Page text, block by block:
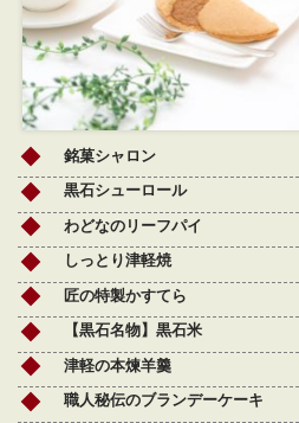
銘菓シャロン
黒石シューロール
わどなのリーフパイ
しっとり津軽焼
匠の特製かすてら
【黒石名物】黒石米
津軽の本煉羊羹
職人秘伝のブランデーケーキ